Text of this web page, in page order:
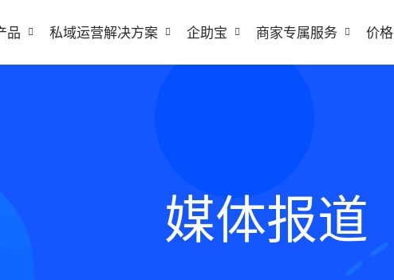
品 私域运营解决方案 企助宝 商家专属服务 价格
媒体报道